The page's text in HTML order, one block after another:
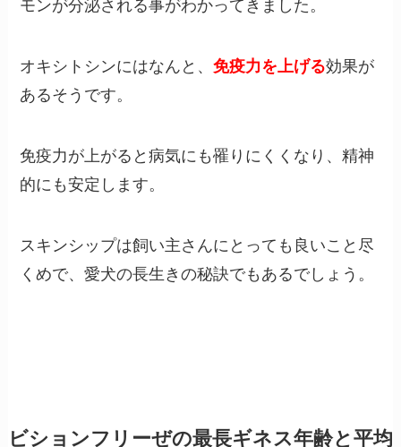
モンが分泌される事がわかってきました。
オキシトシンにはなんと、免疫力を上げる効果が
あるそうです。
免疫力が上がると病気にも罹りにくくなり、精神
的にも安定します。
スキンシップは飼い主さんにとっても良いこと尽
くめで、愛犬の長生きの秘訣でもあるでしょう。
ビションフリーぜの最長ギネス年齢と平均